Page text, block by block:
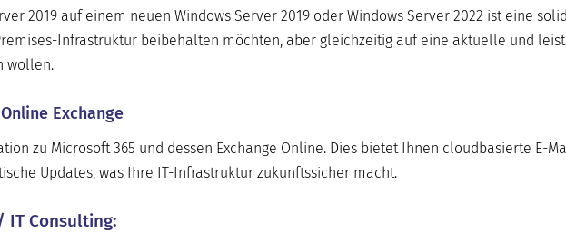
2019 auf einem neuen Windows Server 2019 oder Windows Server 2022 ist eine
Infrastruktur beibehalten möchten, aber gleichzeitig auf eine aktuelle und
wollen.
Exchange
zu Microsoft 365 und dessen Exchange Online. Dies bietet Ihnen cloudbasierte E-
Updates, was Ihre IT-Infrastruktur zukunftssicher macht.
IT Consulting: